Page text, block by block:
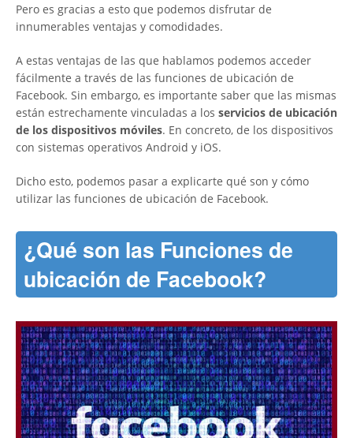
Pero es gracias a esto que podemos disfrutar de
innumerables ventajas y comodidades.
A estas ventajas de las que hablamos podemos acceder
fácilmente a través de las funciones de ubicación de
Facebook. Sin embargo, es importante saber que las mismas
están estrechamente vinculadas a los servicios de ubicación
de los dispositivos móviles. En concreto, de los dispositivos
con sistemas operativos Android y iOS.
Dicho esto, podemos pasar a explicarte qué son y cómo
utilizar las funciones de ubicación de Facebook.
¿Qué son las Funciones de
ubicación de Facebook?